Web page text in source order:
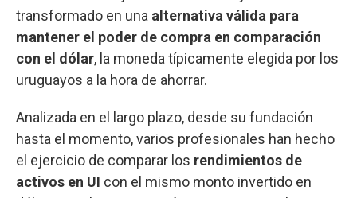
transformado en una alternativa válida para
mantener el poder de compra en comparación
con el dólar, la moneda típicamente elegida por los
uruguayos a la hora de ahorrar.
Analizada en el largo plazo, desde su fundación
hasta el momento, varios profesionales han hecho
el ejercicio de comparar los rendimientos de
activos en UI con el mismo monto invertido en